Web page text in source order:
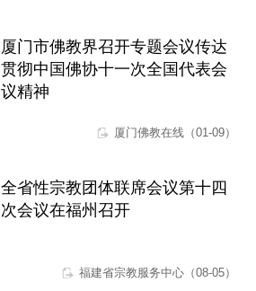
厦门市佛教界召开专题会议传达
贯彻中国佛协十一次全国代表会
议精神
厦门佛教在线（01-09）
全省性宗教团体联席会议第十四
次会议在福州召开
福建省宗教服务中心（08-05）